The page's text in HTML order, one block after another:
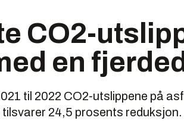
CO2-
en
til 2022 CO2-utslippene på
24,5 prosents reduksjon.